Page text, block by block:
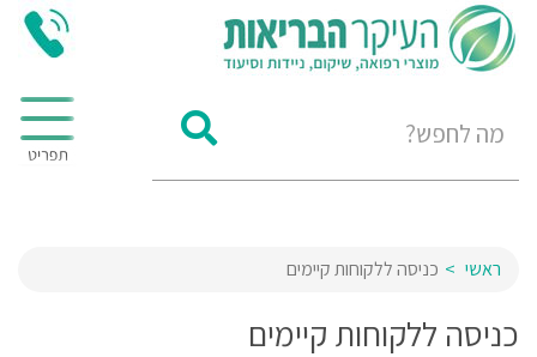
ראשי כניסה ללקוחות קיימים
כניסה ללקוחות קיימים